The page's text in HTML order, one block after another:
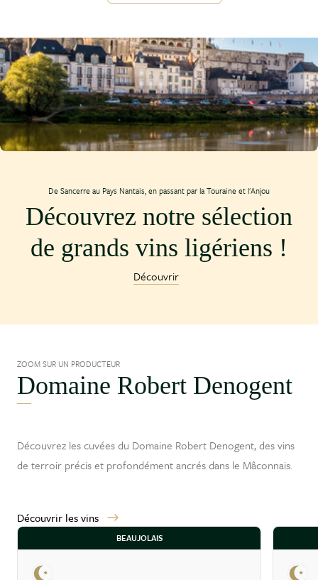
De Sancerre au Pays Nantais, en passant par la Touraine et l'Anjou
Découvrez notre sélection
de grands vins ligériens !
Découvrir
ZOOM SUR UN PRODUCTEUR
Domaine Robert Denogent
Découvrez les cuvées du Domaine Robert Denogent, des vins
de terroir précis et profondément ancrés dans le Mâconnais.
Découvrir les vins
BEAUJOLAIS